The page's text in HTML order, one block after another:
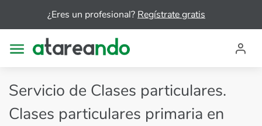
¿Eres un profesional?Regístrate gratis
Servicio de Clases particulares.
Clases particulares primaria en